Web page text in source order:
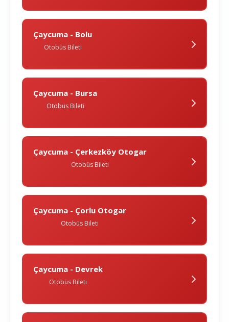
Çaycuma - Bolu
Otobüs Bileti
Çaycuma - Bursa
Otobüs Bileti
Çaycuma - Çerkezköy Otogar
Otobüs Bileti
Çaycuma - Çorlu Otogar
Otobüs Bileti
Çaycuma - Devrek
Otobüs Bileti